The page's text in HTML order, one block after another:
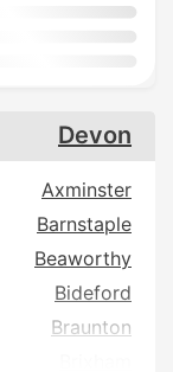
Devon
Axminster
Barnstaple
Beaworthy
Bideford
Braunton